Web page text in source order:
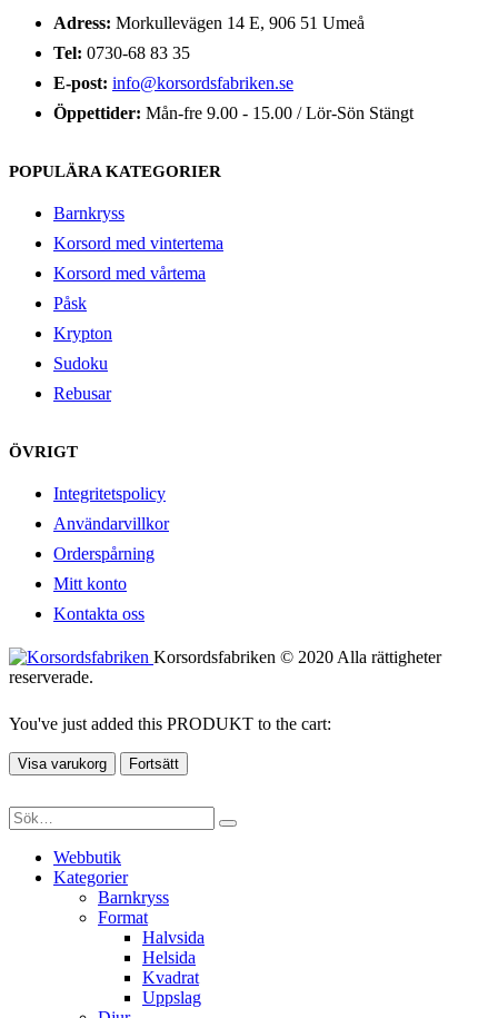
Adress: Morkullevägen 14 E, 906 51 Umeå
Tel: 0730-68 83 35
E-post: info@korsordsfabriken.se
Öppettider: Mån-fre 9.00 - 15.00 / Lör-Sön Stängt
POPULÄRA KATEGORIER
Barnkryss
Korsord med vintertema
Korsord med vårtema
Påsk
Krypton
Sudoku
Rebusar
ÖVRIGT
Integritetspolicy
Användarvillkor
Orderspårning
Mitt konto
Kontakta oss
Korsordsfabriken © 2020 Alla rättigheter
reserverade.
You've just added this PRODUKT to the cart:
Visa varukorg Fortsätt
Webbutik
Kategorier
Barnkryss
Format
Halvsida
Helsida
Kvadrat
Uppslag